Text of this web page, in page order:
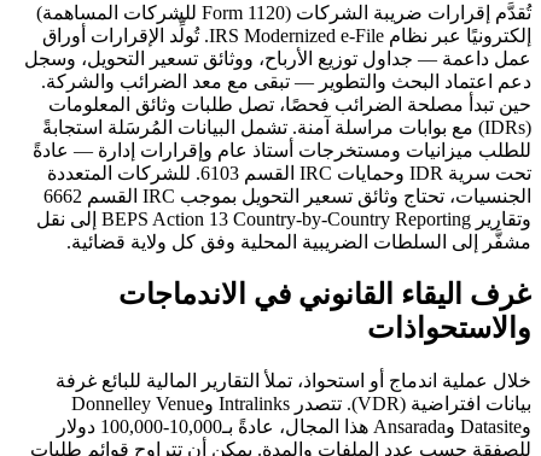
تُقدَّم إقرارات ضريبة الشركات (Form 1120 للشركات المساهمة)
إلكترونيًا عبر نظام IRS Modernized e-File. تُولِّد الإقرارات أوراق
عمل داعمة — جداول توزيع الأرباح، ووثائق تسعير التحويل، وسجل
دعم اعتماد البحث والتطوير — تبقى مع معد الضرائب والشركة.
حين تبدأ مصلحة الضرائب فحصًا، تصل طلبات وثائق المعلومات
(IDRs) مع بوابات مراسلة آمنة. تشمل البيانات المُرسَلة استجابةً
للطلب ميزانيات ومستخرجات أستاذ عام وإقرارات إدارة — عادةً
تحت سرية IDR وحمايات IRC القسم 6103. للشركات المتعددة
الجنسيات، تحتاج وثائق تسعير التحويل بموجب IRC القسم 6662
وتقارير BEPS Action 13 Country-by-Country Reporting إلى نقل
مشفَّر إلى السلطات الضريبية المحلية وفق كل ولاية قضائية.
غرف اليقاء القانوني في الاندماجات
والاستحواذات
خلال عملية اندماج أو استحواذ، تملأ التقارير المالية للبائع غرفة
بيانات افتراضية (VDR). تتصدر Intralinks وDonnelley Venue
وDatasite وAnsarada هذا المجال، عادةً بـ10,000-100,000 دولار
للصفقة حسب عدد الملفات والمدة. يمكن أن تتراوح قوائم طلبات